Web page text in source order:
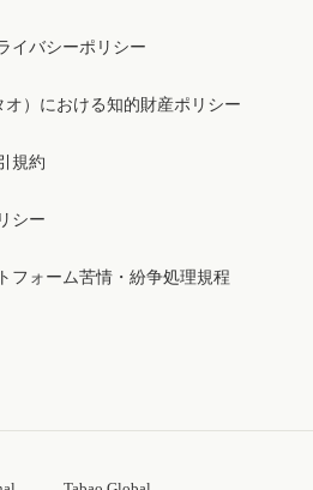
イバシーポリシー
オ）における知的財産ポリシー
規約
シー
フォーム苦情・紛争処理規程